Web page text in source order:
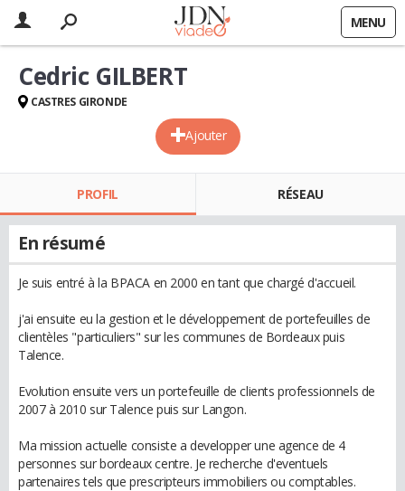
MENU
Ajouter
Cedric GILBERT
CASTRES GIRONDE
PROFIL RÉSEAU
En résumé
Je suis entré à la BPACA en 2000 en tant que chargé d'accueil.
j'ai ensuite eu la gestion et le développement de portefeuilles de
clientèles "particuliers" sur les communes de Bordeaux puis
Talence.
Evolution ensuite vers un portefeuille de clients professionnels de
2007 à 2010 sur Talence puis sur Langon.
Ma mission actuelle consiste a developper une agence de 4
personnes sur bordeaux centre. Je recherche d'eventuels
partenaires tels que prescripteurs immobiliers ou comptables.